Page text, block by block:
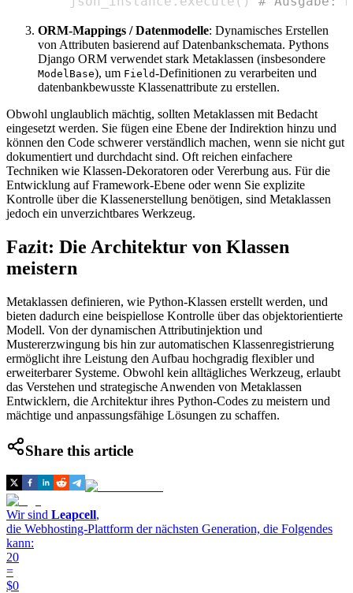
ORM-Mappings / Datenmodelle: Dynamisches Erstellen
von Attributen basierend auf Datenbankschemata. Pythons
Django ORM verwendet stark Metaklassen (insbesondere
ModelBase), um Field-Definitionen zu verarbeiten und
datenbankbewusste Klassenattribute zu erstellen.
Obwohl unglaublich mächtig, sollten Metaklassen mit Bedacht
eingesetzt werden. Sie fügen eine Ebene der Indirektion hinzu und
können den Code schwerer verständlich machen, wenn sie nicht gut
dokumentiert und durchdacht sind. Oft reichen einfachere
Techniken wie Klassen-Dekoratoren oder Vererbung aus. Für die
Entwicklung auf Framework-Ebene oder wenn Sie explizite
Kontrolle über die Klassenerstellung benötigen, sind Metaklassen
jedoch ein unverzichtbares Werkzeug.
Fazit: Die Architektur von Klassen
meistern
Metaklassen definieren, wie Python-Klassen erstellt werden, und
bieten dadurch eine beispiellose Kontrolle über das objektorientierte
Modell. Von der dynamischen Attributinjektion und
Mustererzwingung bis hin zur automatischen Klassenregistrierung
ermöglicht ihre Leistung den Aufbau hochgradig flexibler und
erweiterbarer Systeme. Obwohl kein alltägliches Werkzeug, erlaubt
das Verstehen und strategische Anwenden von Metaklassen
Entwicklern, die Architektur ihres Python-Codes zu meistern und
mächtige und anpassungsfähige Lösungen zu schaffen.
Share this article
Wir sind Leapcell,
die Webhosting-Plattform der nächsten Generation, die Folgendes
kann:
20
=
$0